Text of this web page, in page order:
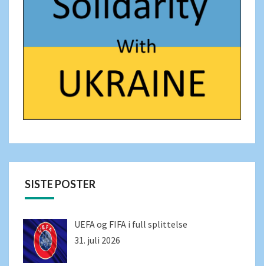
SISTE POSTER
UEFA og FIFA i full splittelse
31. juli 2026